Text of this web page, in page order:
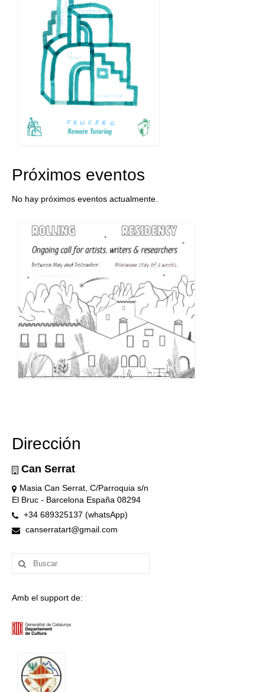
Próximos eventos
No hay próximos eventos actualmente.
Dirección
Can Serrat
Masia Can Serrat, C/Parroquia s/n
El Bruc - Barcelona España 08294
+34 689325137 (whatsApp)
canserratart@gmail.com
Buscar
por:
Amb el support de: